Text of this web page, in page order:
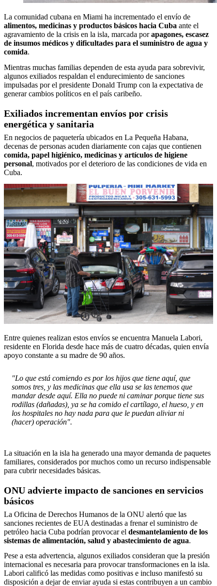
La comunidad cubana en Miami ha incrementado el envío de
alimentos, medicinas y productos básicos hacia Cuba ante el
agravamiento de la crisis en la isla, marcada porapagones, escasez
de insumos médicos y dificultades para el suministro de agua y
comida.
Mientras muchas familias dependen de esta ayuda para sobrevivir,
algunos exiliados respaldan el endurecimiento de sanciones
impulsadas por el presidente Donald Trump con la expectativa de
generar cambios políticos en el país caribeño.
Exiliados incrementan envíos por crisis
energética y sanitaria
En negocios de paquetería ubicados en La Pequeña Habana,
decenas de personas acuden diariamente con cajas que contienen
comida, papel higiénico, medicinas y artículos de higiene
personal, motivados por el deterioro de las condiciones de vida en
Cuba.
Entre quienes realizan estos envíos se encuentra Manuela Labori,
residente en Florida desde hace más de cuatro décadas, quien envía
apoyo constante a su madre de 90 años.
"Lo que está comiendo es por los hijos que tiene aquí, que
somos tres, y las medicinas que ella usa se las tenemos que
mandar desde aquí. Ella no puede ni caminar porque tiene sus
rodillas (dañadas), ya se ha comido el cartílago, el hueso, y en
los hospitales no hay nada para que le puedan aliviar ni
(hacer) operación".
La situación en la isla ha generado una mayor demanda de paquetes
familiares, considerados por muchos como un recurso indispensable
para cubrir necesidades básicas.
ONU advierte impacto de sanciones en servicios
básicos
La Oficina de Derechos Humanos de la ONU alertó que las
sanciones recientes de EUA destinadas a frenar el suministro de
petróleo hacia Cuba podrían provocar el desmantelamiento de los
sistemas de alimentación, salud y abastecimiento de agua.
Pese a esta advertencia, algunos exiliados consideran que la presión
internacional es necesaria para provocar transformaciones en la isla.
Labori calificó las medidas como positivas e incluso manifestó su
disposición a dejar de enviar ayuda si estas contribuyen a un cambio